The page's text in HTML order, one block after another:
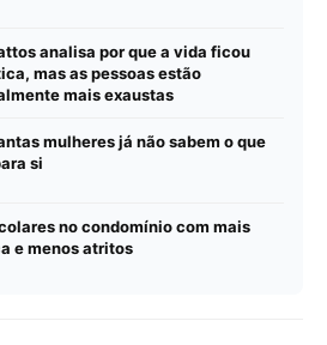
analisa por que a vida ficou
mas as pessoas estão
mais exaustas
mulheres já não sabem o que
si
no condomínio com mais
e menos atritos